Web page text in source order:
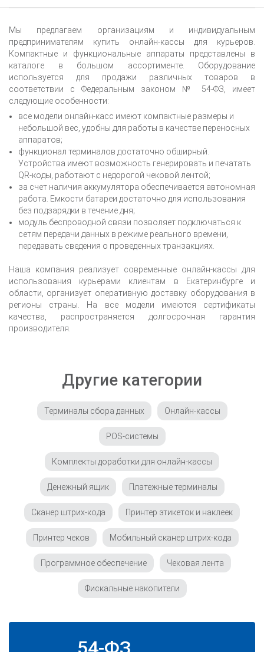
Мы предлагаем организациям и индивидуальным
предпринимателям купить онлайн-кассы для курьеров.
Компактные и функциональные аппараты представлены в
каталоге в большом ассортименте. Оборудование
используется для продажи различных товаров в
соответствии с Федеральным законом № 54-ФЗ, имеет
следующие особенности:
все модели онлайн-касс имеют компактные размеры и
небольшой вес, удобны для работы в качестве переносных
аппаратов;
функционал терминалов достаточно обширный.
Устройства имеют возможность генерировать и печатать
QR-коды, работают с недорогой чековой лентой;
за счет наличия аккумулятора обеспечивается автономная
работа. Емкости батареи достаточно для использования
без подзарядки в течение дня;
модуль беспроводной связи позволяет подключаться к
сетям передачи данных в режиме реального времени,
передавать сведения о проведенных транзакциях.
Наша компания реализует современные онлайн-кассы для
использования курьерами клиентам в Екатеринбургеи
области, организует оперативную доставку оборудования в
регионы страны. На все модели имеются сертификаты
качества, распространяется долгосрочная гарантия
производителя.
Другие категории
Терминалы сбора данных Онлайн-кассы
POS-системы
Комплекты доработки для онлайн-кассы
Денежный ящик Платежные терминалы
Сканер штрих-кода Принтер этикеток и наклеек
Принтер чеков Мобильный сканер штрих-кода
Программное обеспечение Чековая лента
Фискальные накопители